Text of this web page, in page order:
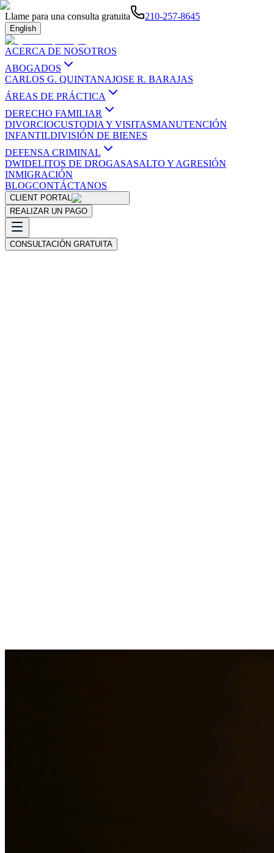
Llame para una consulta gratuita 210-257-8645
English
ACERCA DE NOSOTROS
ABOGADOS
CARLOS G. QUINTANAJOSE R. BARAJAS
ÁREAS DE PRÁCTICA
DERECHO FAMILIAR
DIVORCIOCUSTODIA Y VISITASMANUTENCIÓN
INFANTILDIVISIÓN DE BIENES
DEFENSA CRIMINAL
DWIDELITOS DE DROGASASALTO Y AGRESIÓN
INMIGRACIÓN
BLOGCONTÁCTANOS
CLIENT PORTAL
REALIZAR UN PAGO
CONSULTACIÓN GRATUITA